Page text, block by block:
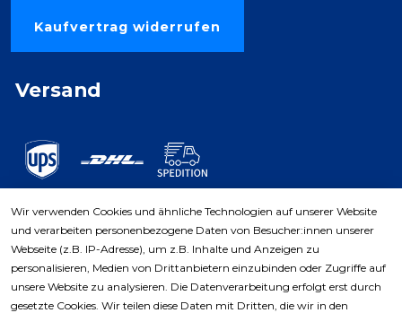
Kaufvertrag widerrufen
Versand
Zahlungsarten
Wir verwenden Cookies und ähnliche Technologien auf unserer Website
und verarbeiten personenbezogene Daten von Besucher:innen unserer
Webseite (z.B. IP-Adresse), um z.B. Inhalte und Anzeigen zu
personalisieren, Medien von Drittanbietern einzubinden oder Zugriffe auf
unsere Website zu analysieren. Die Datenverarbeitung erfolgt erst durch
gesetzte Cookies. Wir teilen diese Daten mit Dritten, die wir in den